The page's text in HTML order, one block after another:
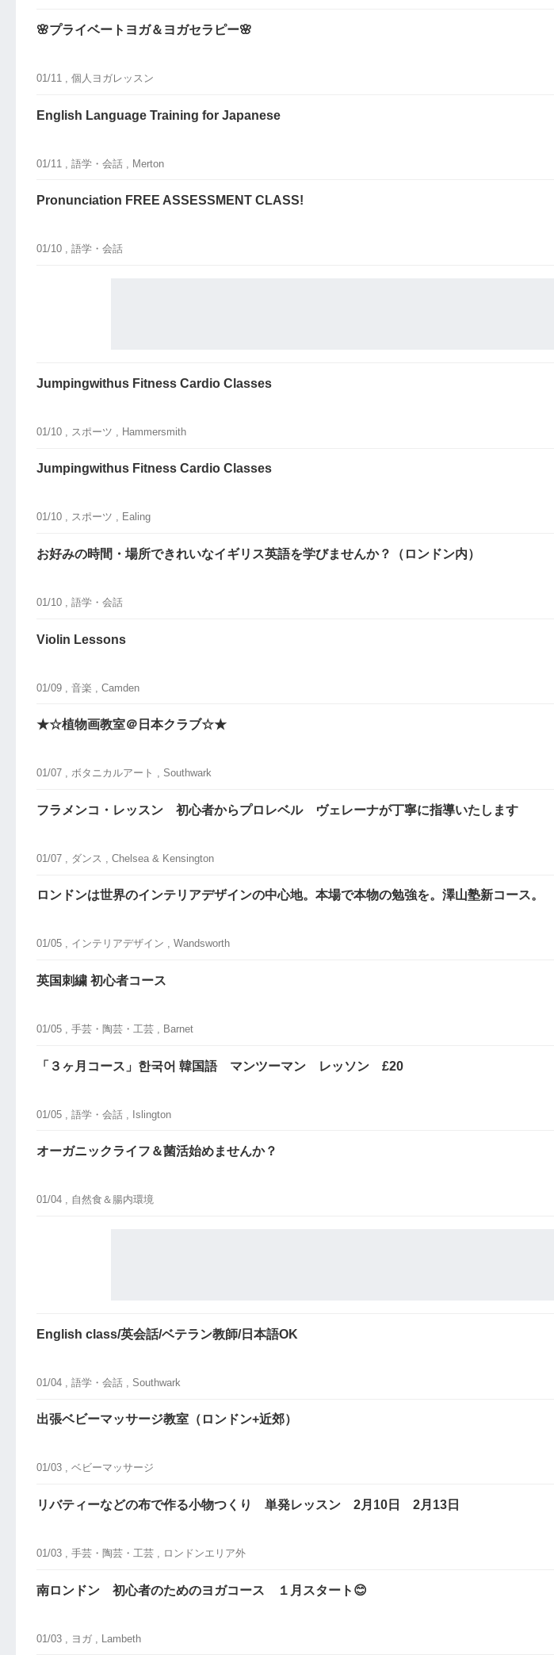
🌸プライベートヨガ＆ヨガセラピー🌸
01/11 , 個人ヨガレッスン
English Language Training for Japanese
01/11 , 語学・会話 , Merton
Pronunciation FREE ASSESSMENT CLASS!
01/10 , 語学・会話
Jumpingwithus Fitness Cardio Classes
01/10 , スポーツ , Hammersmith
Jumpingwithus Fitness Cardio Classes
01/10 , スポーツ , Ealing
お好みの時間・場所できれいなイギリス英語を学びませんか？（ロンドン内）
01/10 , 語学・会話
Violin Lessons
01/09 , 音楽 , Camden
★☆植物画教室＠日本クラブ☆★
01/07 , ボタニカルアート , Southwark
フラメンコ・レッスン 初心者からプロレベル ヴェレーナが丁寧に指導いたします
01/07 , ダンス , Chelsea & Kensington
ロンドンは世界のインテリアデザインの中心地。本場で本物の勉強を。澤山塾新コース。
01/05 , インテリアデザイン , Wandsworth
英国刺繍 初心者コース
01/05 , 手芸・陶芸・工芸 , Barnet
「３ヶ月コース」한국어 韓国語 マンツーマン レッソン £20
01/05 , 語学・会話 , Islington
オーガニックライフ＆菌活始めませんか？
01/04 , 自然食＆腸内環境
English class/英会話/ベテラン教師/日本語OK
01/04 , 語学・会話 , Southwark
出張ベビーマッサージ教室（ロンドン+近郊）
01/03 , ベビーマッサージ
リバティーなどの布で作る小物つくり 単発レッスン 2月10日 2月13日
01/03 , 手芸・陶芸・工芸 , ロンドンエリア外
南ロンドン 初心者のためのヨガコース １月スタート😊
01/03 , ヨガ , Lambeth